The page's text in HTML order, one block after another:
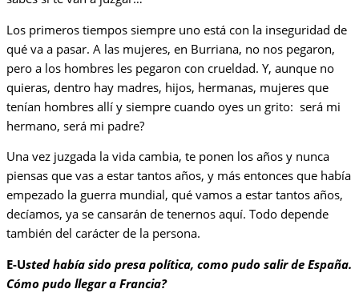
Los primeros tiempos siempre uno está con la inseguridad de
qué va a pasar. A las mujeres, en Burriana, no nos pegaron,
pero a los hombres les pegaron con crueldad. Y, aunque no
quieras, dentro hay madres, hijos, hermanas, mujeres que
tenían hombres allí y siempre cuando oyes un grito: será mi
hermano, será mi padre?
Una vez juzgada la vida cambia, te ponen los años y nunca
piensas que vas a estar tantos años, y más entonces que había
empezado la guerra mundial, qué vamos a estar tantos años,
decíamos, ya se cansarán de tenernos aquí. Todo depende
también del carácter de la persona.
E-Usted había sido presa política, como pudo salir de España.
Cómo pudo llegar a Francia?